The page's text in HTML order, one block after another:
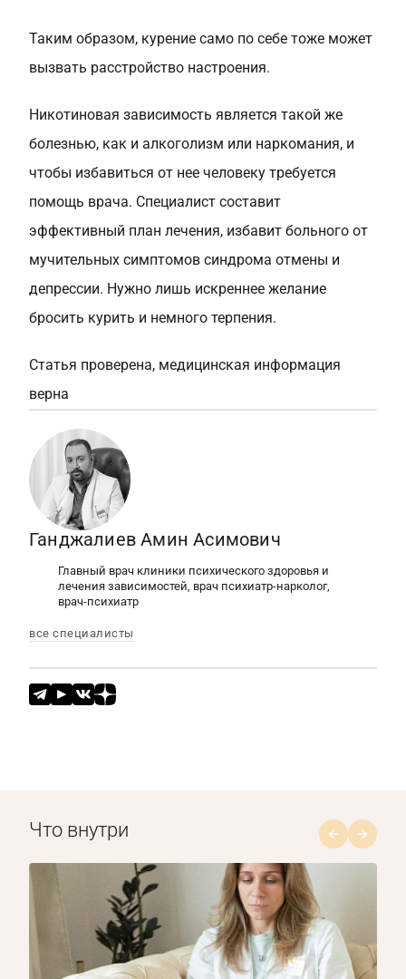
Таким образом, курение само по себе тоже может
вызвать расстройство настроения.
Никотиновая зависимость является такой же
болезнью, как и алкоголизм или наркомания, и
чтобы избавиться от нее человеку требуется
помощь врача. Специалист составит
эффективный план лечения, избавит больного от
мучительных симптомов синдрома отмены и
депрессии. Нужно лишь искреннее желание
бросить курить и немного терпения.
Статья проверена, медицинская информация
верна
Ганджалиев Амин Асимович
Главный врач клиники психического здоровья и
лечения зависимостей, врач психиатр-нарколог,
врач-психиатр
все специалисты
Что внутри